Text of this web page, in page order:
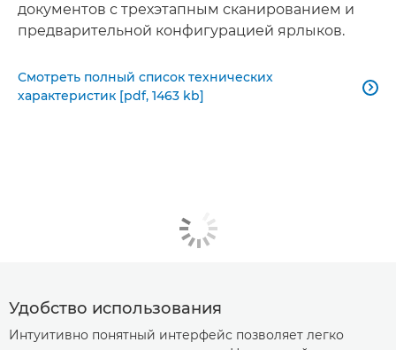
документов с трехэтапным сканированием и
предварительной конфигурацией ярлыков.
Смотреть полный список технических
характеристик [pdf, 1463 kb]

Удобство использования
Интуитивно понятный интерфейс позволяет легко